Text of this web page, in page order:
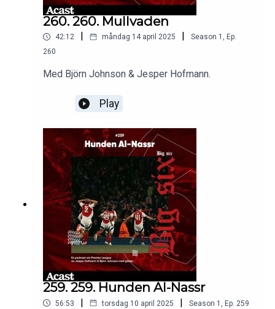
260. 260. Mullvaden
42:12 måndag 14 april 2025 Season 1 , Ep.
260
Med Björn Johnson & Jesper Hofmann.
Play
259. 259. Hunden Al-Nassr
56:53 | torsdag 10 april 2025 | Season 1 Ep. 259